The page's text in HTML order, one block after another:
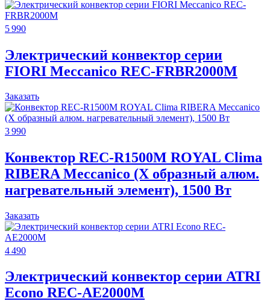
5 990
Электрический конвектор серии
FIORI Meccanico REC-FRBR2000M
Заказать
3 990
Конвектор REC-R1500M ROYAL Clima
RIBERA Meccanico (X образный алюм.
нагревательный элемент), 1500 Вт
Заказать
4 490
Электрический конвектор серии ATRI
Econo REC-AE2000M